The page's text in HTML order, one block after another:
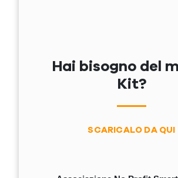
Hai bisogno del
Kit?
SCARICALO DA QUI